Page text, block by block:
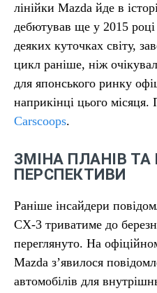
лінійки Mazda йде в
дебютував ще у 2015 році
деяких куточках світу,
цикл раніше, ніж
для японського ринку
наприкінці цього
Carscoops.
ЗМІНА ПЛАНІВ ТА
ПЕРСПЕКТИВИ
Раніше інсайдери
CX-3 триватиме до
переглянуто. На
Mazda з’явилося
автомобілів для